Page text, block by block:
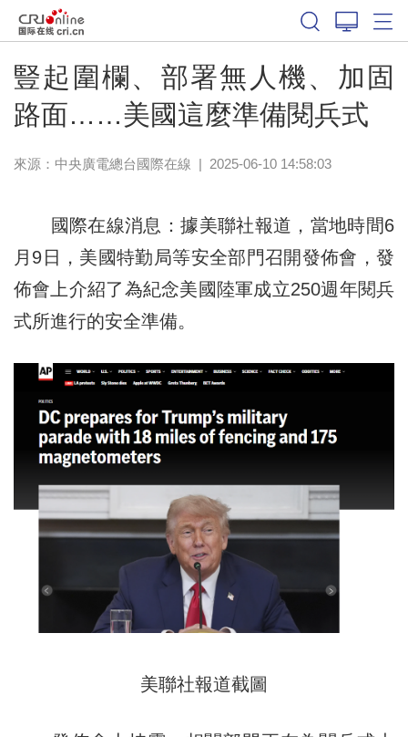
豎起圍欄、部署無人機、加固
路面……美國這麼準備閱兵式
來源：中央廣電總台國際在線 | 2025-06-10 14:58:03
國際在線消息：據美聯社報道，當地時間6
月9日，美國特勤局等安全部門召開發佈會，發
佈會上介紹了為紀念美國陸軍成立250週年閱兵
式所進行的安全準備。
美聯社報道截圖